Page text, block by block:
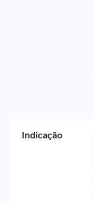
Indicação